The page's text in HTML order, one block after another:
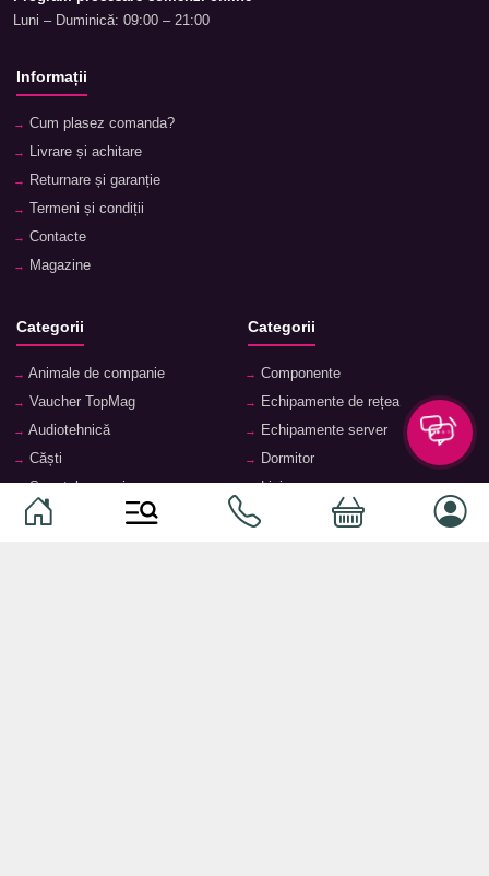
Luni – Duminică: 09:00 – 21:00
Informații
Cum plasez comanda?
Livrare și achitare
Returnare și garanție
Termeni și condiții
Contacte
Magazine
Categorii
Animale de companie
Vaucher TopMag
Audiotehnică
Căști
Smartphone-uri
Smart watch-uri
Categorii
Componente
Echipamente de rețea
Echipamente server
Dormitor
Living
Bucătărie